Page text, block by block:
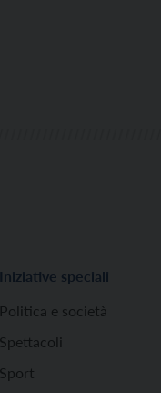
Iniziative speciali
Politica e società
Spettacoli
Sport